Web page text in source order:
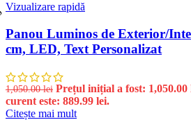
Vizualizare rapidă
Panou Luminos de Exterior/
cm, LED, Text Personalizat
1,050.00lei Prețul inițial a fost: 1,050.00
curent este: 889.99 lei.
Citește mai mult